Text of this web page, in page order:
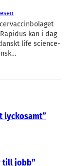
lyckosamt”
till jobb”
kan i dag
life science-